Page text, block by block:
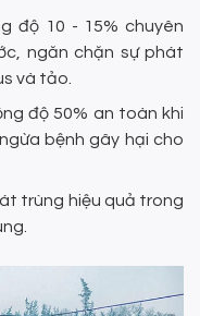
độ 10 - 15% chuyên
ngăn chặn sự phát
và tảo.
độ 50% an toàn khi
bệnh gây hại cho
trùng hiệu quả trong